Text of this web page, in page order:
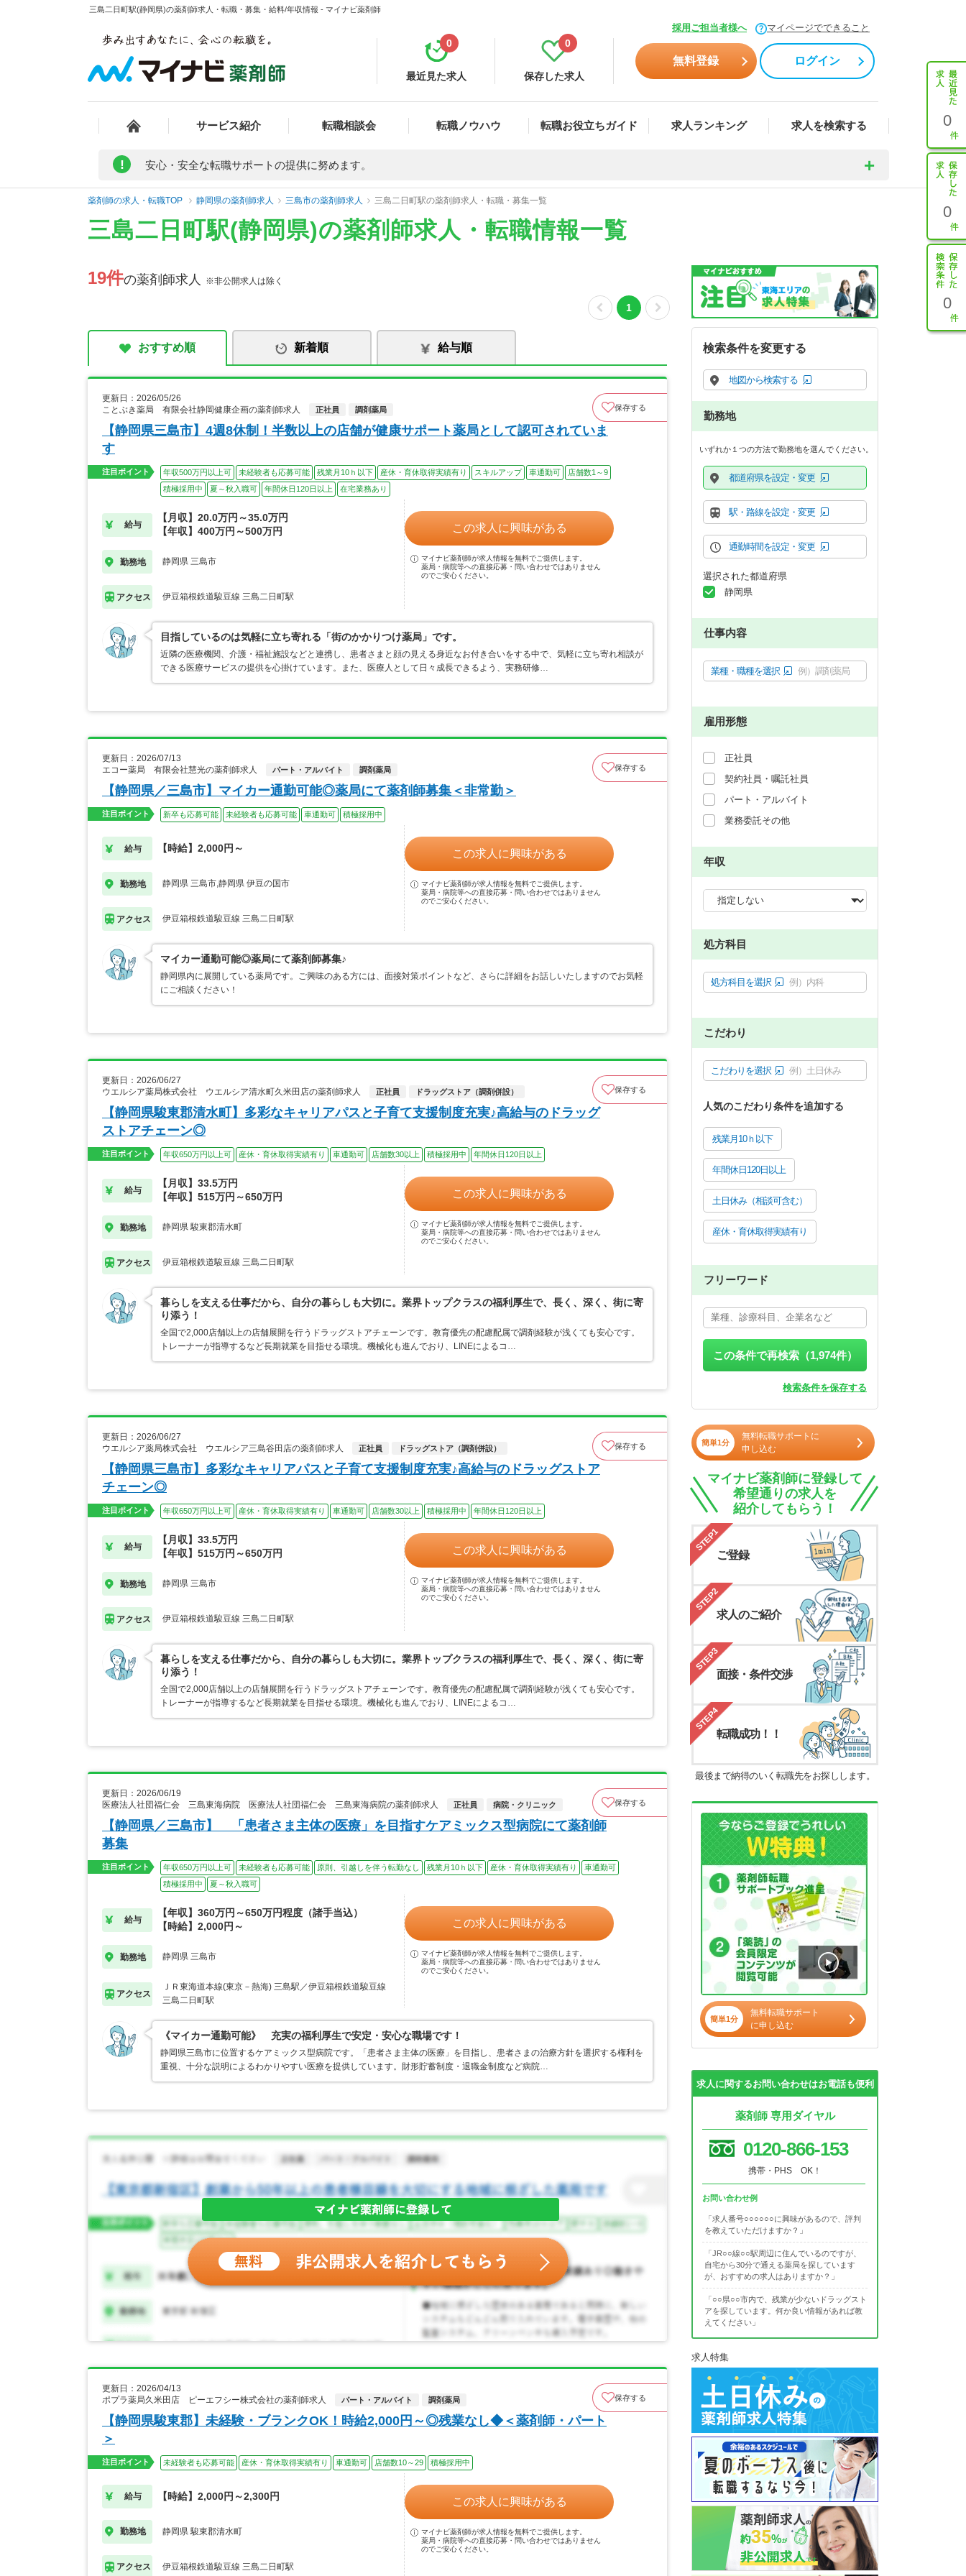
三島二日町駅(静岡県)の薬剤師求人・転職・募集・給料/年収情報 - マイナビ薬剤師
採用ご担当者様へ マイページでできること
最近見た求人
0
保存した求人
0
無料登録 ログイン
サービス紹介 転職相談会 転職ノウハウ 転職お役立ちガイド 求人ランキング 求人を検索する 0
0
0
! 安心・安全な転職サポートの提供に努めます。
薬剤師の求人・転職TOP 静岡県の薬剤師求人 三島市の薬剤師求人 三島二日町駅の薬剤師求人・転職・募集一覧
三島二日町駅(静岡県)の薬剤師求人・転職情報一覧
19件の薬剤師求人 ※非公開求人は除く
1
おすすめ順 新着順 給与順
更新日：2026/05/26
ことぶき薬局 有限会社静岡健康企画の薬剤師求人
正社員 調剤薬局 保存する
【静岡県三島市】4週8休制！半数以上の店舗が健康サポート薬局として認可されていま
す
注目ポイント 年収500万円以上可 未経験者も応募可能 残業月10ｈ以下 産休・育休取得実績有り スキルアップ 車通勤可
店舗数1～9
積極採用中
夏～秋入職可 年間休日120日以上 在宅業務あり
給与
【月収】20.0万円～35.0万円
【年収】400万円～500万円
勤務地 静岡県 三島市
アクセス 伊豆箱根鉄道駿豆線 三島二日町駅
この求人に興味がある
マイナビ薬剤師が求人情報を無料でご提供します。
薬局・病院等への直接応募・問い合わせではありません
のでご安心ください。
目指しているのは気軽に立ち寄れる「街のかかりつけ薬局」です。
近隣の医療機関、介護・福祉施設などと連携し、患者さまと顔の見える身近なお付き合いをする中で、気軽に立ち寄れ相談が
できる医療サービスの提供を心掛けています。また、医療人として日々成長できるよう、実務研修…
更新日：2026/07/13
エコー薬局 有限会社慧光の薬剤師求人
パート・アルバイト 調剤薬局 保存する
【静岡県／三島市】マイカー通勤可能◎薬局にて薬剤師募集＜非常勤＞
注目ポイント 新卒も応募可能 未経験者も応募可能 車通勤可 積極採用中
給与 【時給】2,000円～
勤務地 静岡県 三島市,静岡県 伊豆の国市
アクセス 伊豆箱根鉄道駿豆線 三島二日町駅
この求人に興味がある
マイナビ薬剤師が求人情報を無料でご提供します。
薬局・病院等への直接応募・問い合わせではありません
のでご安心ください。
マイカー通勤可能◎薬局にて薬剤師募集♪
静岡県内に展開している薬局です。ご興味のある方には、面接対策ポイントなど、さらに詳細をお話しいたしますのでお気軽
にご相談ください！
更新日：2026/06/27
ウエルシア薬局株式会社 ウエルシア清水町久米田店の薬剤師求人
正社員 ドラッグストア（調剤併設） 保存する
【静岡県駿東郡清水町】多彩なキャリアパスと子育て支援制度充実♪高給与のドラッグ
ストアチェーン◎
注目ポイント 年収650万円以上可 産休・育休取得実績有り 車通勤可 店舗数30以上 積極採用中 年間休日120日以上
給与
【月収】33.5万円
【年収】515万円～650万円
勤務地 静岡県 駿東郡清水町
アクセス 伊豆箱根鉄道駿豆線 三島二日町駅
この求人に興味がある
マイナビ薬剤師が求人情報を無料でご提供します。
薬局・病院等への直接応募・問い合わせではありません
のでご安心ください。
暮らしを支える仕事だから、自分の暮らしも大切に。業界トップクラスの福利厚生で、長く、深く、街に寄
り添う！
全国で2,000店舗以上の店舗展開を行うドラッグストアチェーンです。教育優先の配慮配属で調剤経験が浅くても安心です。
トレーナーが指導するなど長期就業を目指せる環境。機械化も進んでおり、LINEによるコ…
更新日：2026/06/27
ウエルシア薬局株式会社 ウエルシア三島谷田店の薬剤師求人
正社員 ドラッグストア（調剤併設） 保存する
【静岡県三島市】多彩なキャリアパスと子育て支援制度充実♪高給与のドラッグストア
チェーン◎
注目ポイント 年収650万円以上可 産休・育休取得実績有り 車通勤可 店舗数30以上 積極採用中 年間休日120日以上
給与
【月収】33.5万円
【年収】515万円～650万円
勤務地 静岡県 三島市
アクセス 伊豆箱根鉄道駿豆線 三島二日町駅
この求人に興味がある
マイナビ薬剤師が求人情報を無料でご提供します。
薬局・病院等への直接応募・問い合わせではありません
のでご安心ください。
暮らしを支える仕事だから、自分の暮らしも大切に。業界トップクラスの福利厚生で、長く、深く、街に寄
り添う！
全国で2,000店舗以上の店舗展開を行うドラッグストアチェーンです。教育優先の配慮配属で調剤経験が浅くても安心です。
トレーナーが指導するなど長期就業を目指せる環境。機械化も進んでおり、LINEによるコ…
更新日：2026/06/19
医療法人社団福仁会 三島東海病院 医療法人社団福仁会 三島東海病院の薬剤師求人
正社員 病院・クリニック 保存する
【静岡県／三島市】 「患者さま主体の医療」を目指すケアミックス型病院にて薬剤師
募集
注目ポイント 年収650万円以上可 未経験者も応募可能 原則、引越しを伴う転勤なし 残業月10ｈ以下 産休・育休取得実績有り
車通勤可
積極採用中
夏～秋入職可
給与
【年収】360万円～650万円程度（諸手当込）
【時給】2,000円～
勤務地 静岡県 三島市
アクセス
ＪＲ東海道本線(東京－熱海) 三島駅／伊豆箱根鉄道駿豆線
三島二日町駅
この求人に興味がある
マイナビ薬剤師が求人情報を無料でご提供します。
薬局・病院等への直接応募・問い合わせではありません
のでご安心ください。
《マイカー通勤可能》 充実の福利厚生で安定・安心な職場です！
静岡県三島市に位置するケアミックス型病院です。「患者さま主体の医療」を目指し、患者さまの治療方針を選択する権利を
重視、十分な説明によるわかりやすい医療を提供しています。財形貯蓄制度・退職金制度など病院…
更新日：2026/04/13
ポプラ薬局久米田店 ピーエフシー株式会社の薬剤師求人
パート・アルバイト 調剤薬局 保存する
【静岡県駿東郡】未経験・ブランクOK！時給2,000円～◎残業なし◆＜薬剤師・パート
＞
注目ポイント 未経験者も応募可能 産休・育休取得実績有り 車通勤可 店舗数10～29 積極採用中
給与 【時給】2,000円～2,300円
勤務地 静岡県 駿東郡清水町
アクセス 伊豆箱根鉄道駿豆線 三島二日町駅
この求人に興味がある
マイナビ薬剤師が求人情報を無料でご提供します。
薬局・病院等への直接応募・問い合わせではありません
のでご安心ください。
検索条件を変更する
地図から検索する
勤務地
いずれか１つの方法で勤務地を選んでください。
都道府県を設定・変更
駅・路線を設定・変更
通勤時間を設定・変更
選択された都道府県
静岡県
仕事内容
業種・職種を選択 例）調剤薬局
雇用形態
正社員
契約社員・嘱託社員
パート・アルバイト
業務委託その他
年収
処方科目
処方科目を選択 例）内科
こだわり
こだわりを選択 例）土日休み
人気のこだわり条件を追加する
残業月10ｈ以下
年間休日120日以上
土日休み（相談可含む）
産休・育休取得実績有り
フリーワード
この条件で再検索（1,974件）
検索条件を保存する
簡単1分
無料転職サポートに
申し込む
マイナビ薬剤師に登録して
希望通りの求人を
紹介してもらう！
STEP1
ご登録
STEP2
求人のご紹介
STEP3
面接・条件交渉
STEP4
転職成功！！
最後まで納得のいく転職先をお探しします。
簡単1分
無料転職サポート
に申し込む
求人に関するお問い合わせはお電話も便利
薬剤師 専用ダイヤル
0120-866-153
携帯・PHS OK！
お問い合わせ例
「求人番号○○○○○○に興味があるので、評判
を教えていただけますか？」
「JR○○線○○駅周辺に住んでいるのですが、
自宅から30分で通える薬局を探しています
が、おすすめの求人はありますか？」
「○○県○○市内で、残業が少ないドラッグスト
アを探しています。何か良い情報があれば教
えてください」
求人特集